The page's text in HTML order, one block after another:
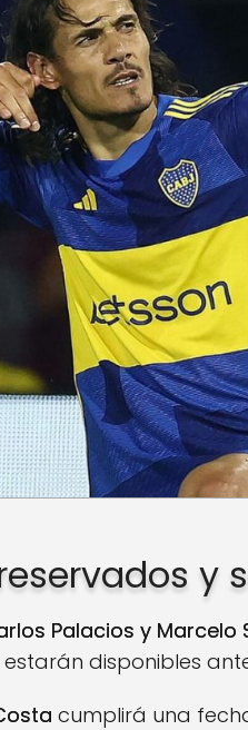
y
Palacios y Marcelo
disponibles
cumplirá una